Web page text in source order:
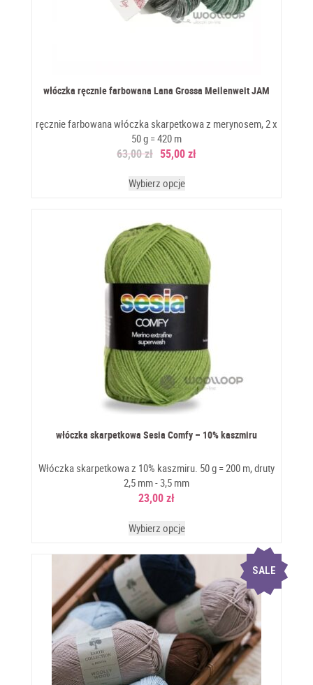
włóczka ręcznie farbowana Lana Grossa Meilenweit JAM
ręcznie farbowana włóczka skarpetkowa z merynosem, 2 x
50 g = 420 m
63,00zł 55,00zł
Wybierz opcje
włóczka skarpetkowa Sesia Comfy – 10% kaszmiru
Włóczka skarpetkowa z 10% kaszmiru. 50 g = 200 m, druty
2,5 mm - 3,5 mm
23,00zł
Wybierz opcje
SALE